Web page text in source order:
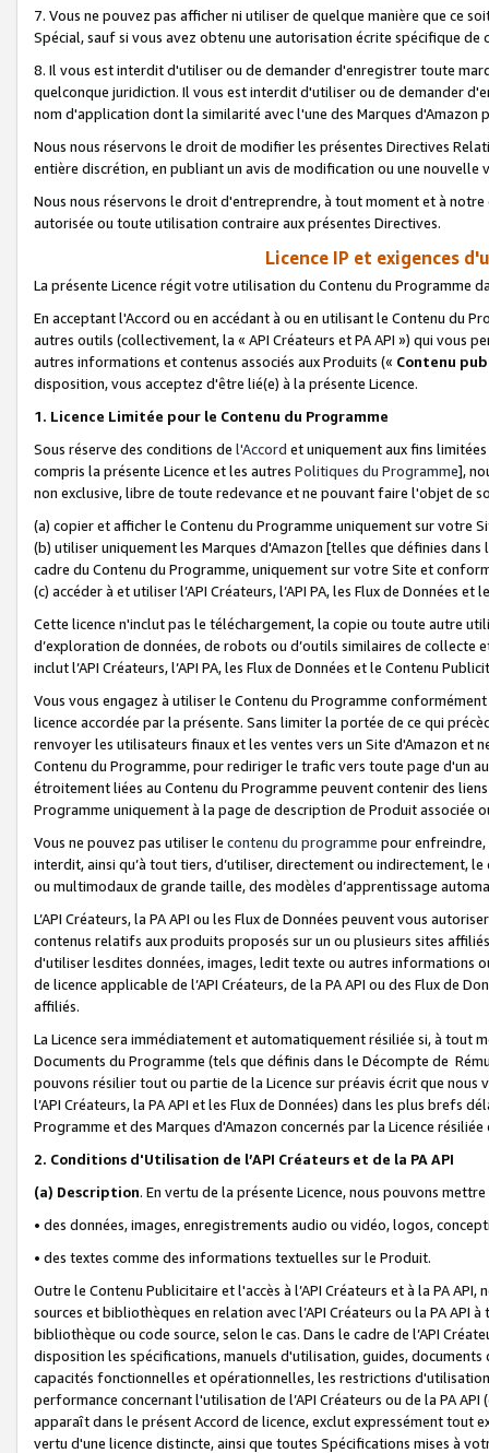
7. Vous ne pouvez pas afficher ni utiliser de quelque manière que ce
Spécial, sauf si vous avez obtenu une autorisation écrite spécifique de
8. Il vous est interdit d'utiliser ou de demander d'enregistrer toute
quelconque juridiction. Il vous est interdit d'utiliser ou de demander
nom d'application dont la similarité avec l'une des Marques
Nous nous réservons le droit de modifier les présentes Directives
entière discrétion, en publiant un avis de modification ou une nouvelle
Nous nous réservons le droit d'entreprendre, à tout moment et à
autorisée ou toute utilisation contraire aux présentes Directives.
Licence IP et exigences
La présente Licence régit votre utilisation du Contenu du Programme
En acceptant l'Accord ou en accédant à ou en utilisant le Contenu du
autres outils (collectivement, la « API Créateurs et PA API ») qui vous
autres informations et contenus associés aux Produits (« Contenu
disposition, vous acceptez d'être lié(e) à la présente Licence.
1. Licence Limitée pour le Contenu du Programme
Sous réserve des conditions de l'Accord et uniquement aux fins
compris la présente Licence et les autres Politiques du Programme],
non exclusive, libre de toute redevance et ne pouvant faire l'objet de
(a) copier et afficher le Contenu du Programme uniquement sur votre
(b) utiliser uniquement les Marques d'Amazon [telles que définies dans
cadre du Contenu du Programme, uniquement sur votre Site et
(c) accéder à et utiliser l’API Créateurs, l’API PA, les Flux de Données
Cette licence n'inclut pas le téléchargement, la copie ou toute autre
d’exploration de données, de robots ou d’outils similaires de
inclut l’API Créateurs, l’API PA, les Flux de Données et le Contenu
Vous vous engagez à utiliser le Contenu du Programme
licence accordée par la présente. Sans limiter la portée de ce qui
renvoyer les utilisateurs finaux et les ventes vers un Site d'Amazon et
Contenu du Programme, pour rediriger le trafic vers toute page d'un
étroitement liées au Contenu du Programme peuvent contenir des
Programme uniquement à la page de description de Produit associée
Vous ne pouvez pas utiliser le contenu du programme pour
interdit, ainsi qu’à tout tiers, d’utiliser, directement ou indirectement,
ou multimodaux de grande taille, des modèles d’apprentissage
L’API Créateurs, la PA API ou les Flux de Données peuvent vous
contenus relatifs aux produits proposés sur un ou plusieurs sites
d'utiliser lesdites données, images, ledit texte ou autres informations
de licence applicable de l’API Créateurs, de la PA API ou des Flux de
affiliés.
La Licence sera immédiatement et automatiquement résiliée si, à
Documents du Programme (tels que définis dans le Décompte de
pouvons résilier tout ou partie de la Licence sur préavis écrit que
l’API Créateurs, la PA API et les Flux de Données) dans les plus
Programme et des Marques d'Amazon concernés par la Licence
2. Conditions d'Utilisation de l’API Créateurs et de la PA API
(a) Description. En vertu de la présente Licence, nous pouvons
• des données, images, enregistrements audio ou vidéo, logos,
• des textes comme des informations textuelles sur le Produit.
Outre le Contenu Publicitaire et l'accès à l’API Créateurs et à la PA
sources et bibliothèques en relation avec l’API Créateurs ou la PA
bibliothèque ou code source, selon le cas. Dans le cadre de l’API
disposition les spécifications, manuels d'utilisation, guides,
capacités fonctionnelles et opérationnelles, les restrictions
performance concernant l'utilisation de l’API Créateurs ou de la PA
apparaît dans le présent Accord de licence, exclut expressément tout
vertu d'une licence distincte, ainsi que toutes Spécifications mises à